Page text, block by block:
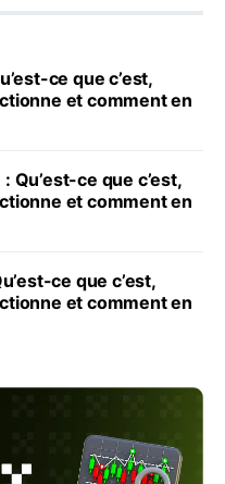
ce que c’est,
et comment en
Qu’est-ce que c’est,
et comment en
ce que c’est,
et comment en